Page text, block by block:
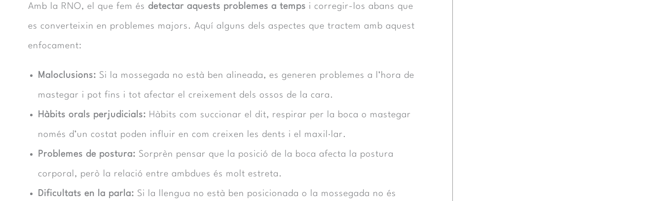
Amb la RNO, el que fem és detectar aquests problemes a temps i corregir-los abans que
es converteixin en problemes majors. Aquí alguns dels aspectes que tractem amb aquest
enfocament:
Maloclusions: Si la mossegada no està ben alineada, es generen problemes a l’hora de
mastegar i pot fins i tot afectar el creixement dels ossos de la cara.
Hàbits orals perjudicials: Hàbits com succionar el dit, respirar per la boca o mastegar
només d’un costat poden influir en com creixen les dents i el maxil·lar.
Problemes de postura: Sorprèn pensar que la posició de la boca afecta la postura
corporal, però la relació entre ambdues és molt estreta.
Dificultats en la parla: Si la llengua no està ben posicionada o la mossegada no és